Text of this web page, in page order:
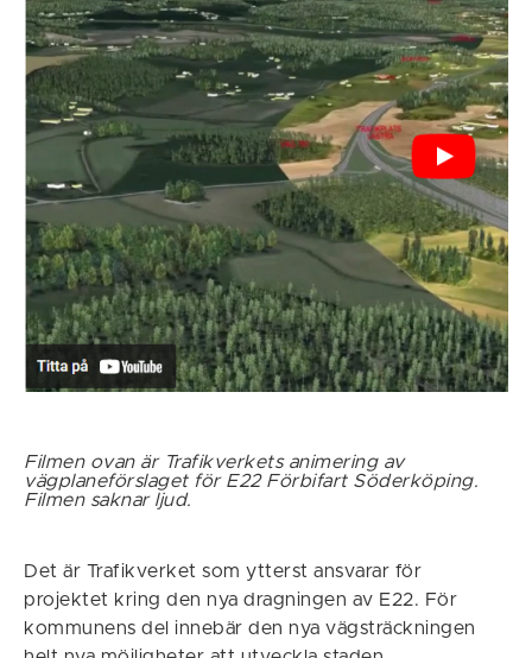
Filmen ovan är Trafikverkets animering av
vägplaneförslaget för E22 Förbifart Söderköping.
Filmen saknar ljud.
Det är Trafikverket som ytterst ansvarar för
projektet kring den nya dragningen av E22. För
kommunens del innebär den nya vägsträckningen